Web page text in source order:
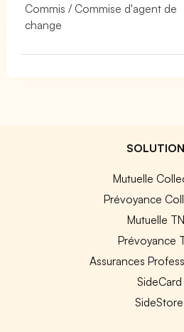
Commis / Commise d'agent de
change
Mutuelle
Prévoyance
Mutuelle
Prévoyance
Assurances
SideCard
SideStore